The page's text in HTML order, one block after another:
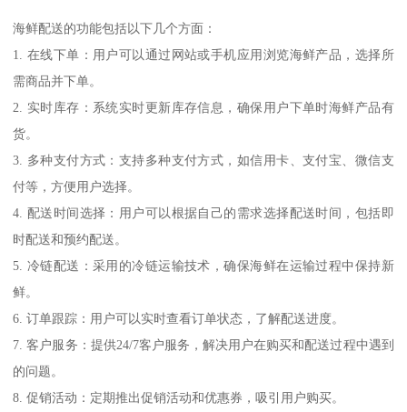
海鲜配送的功能包括以下几个方面：
1. 在线下单：用户可以通过网站或手机应用浏览海鲜产品，选择所
需商品并下单。
2. 实时库存：系统实时更新库存信息，确保用户下单时海鲜产品有
货。
3. 多种支付方式：支持多种支付方式，如信用卡、支付宝、微信支
付等，方便用户选择。
4. 配送时间选择：用户可以根据自己的需求选择配送时间，包括即
时配送和预约配送。
5. 冷链配送：采用的冷链运输技术，确保海鲜在运输过程中保持新
鲜。
6. 订单跟踪：用户可以实时查看订单状态，了解配送进度。
7. 客户服务：提供24/7客户服务，解决用户在购买和配送过程中遇到
的问题。
8. 促销活动：定期推出促销活动和优惠券，吸引用户购买。